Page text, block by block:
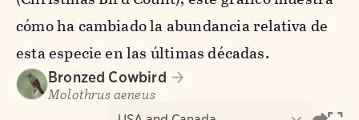
cómo ha cambiado la abundancia relativa de
esta especie en las últimas décadas.